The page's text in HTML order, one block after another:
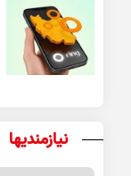
نیازمندیها